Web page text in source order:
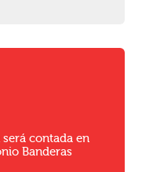
contada en
Banderas